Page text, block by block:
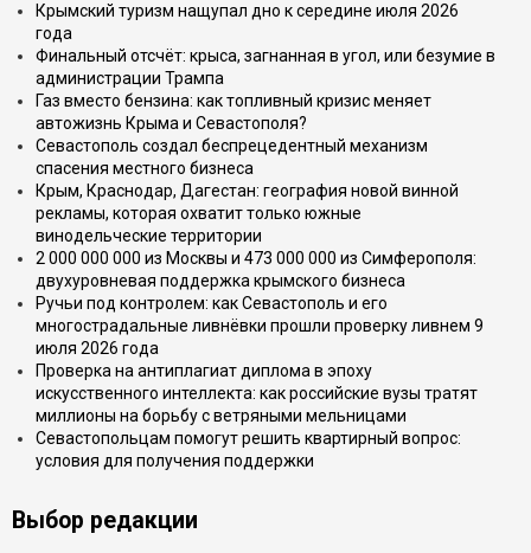
Крымский туризм нащупал дно к середине июля 2026
года
Финальный отсчёт: крыса, загнанная в угол, или безумие в
администрации Трампа
Газ вместо бензина: как топливный кризис меняет
автожизнь Крыма и Севастополя?
Севастополь создал беспрецедентный механизм
спасения местного бизнеса
Крым, Краснодар, Дагестан: география новой винной
рекламы, которая охватит только южные
винодельческие территории
2 000 000 000 из Москвы и 473 000 000 из Симферополя:
двухуровневая поддержка крымского бизнеса
Ручьи под контролем: как Севастополь и его
многострадальные ливнёвки прошли проверку ливнем 9
июля 2026 года
Проверка на антиплагиат диплома в эпоху
искусственного интеллекта: как российские вузы тратят
миллионы на борьбу с ветряными мельницами
Севастопольцам помогут решить квартирный вопрос:
условия для получения поддержки
Выбор редакции